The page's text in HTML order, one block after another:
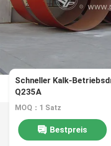
Schneller Kalk-
Q235A
MOQ：1 Satz
Bestpreis